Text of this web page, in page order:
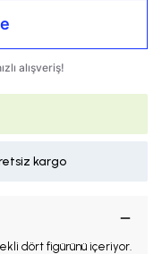
kargo
dört figürünü içeriyor.